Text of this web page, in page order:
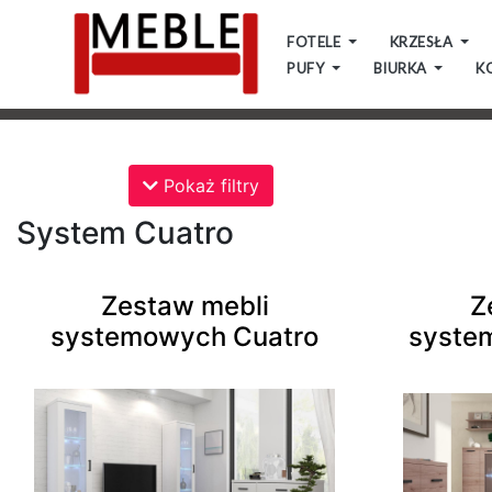
FOTELE KRZESŁA
PUFY
BIURKA
Fotele
Krzesła
Pokaż filtry
System Cuatro
Zestaw mebli
systemowych Cuatro